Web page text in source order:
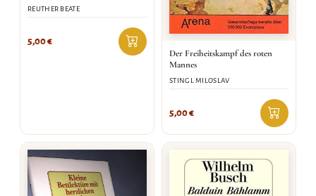
REUTHER BEATE
5,00€
Der Freiheitskampf des roten
Mannes
STINGL MILOSLAV
5,00€